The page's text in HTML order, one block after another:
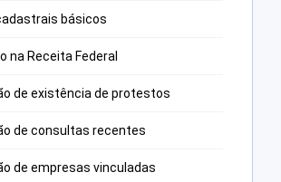
básicos
na Receita Federal
de existência de protestos
de consultas recentes
de empresas vinculadas